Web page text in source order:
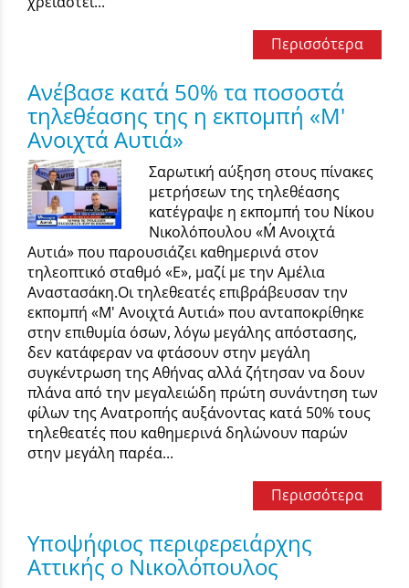
Περισσότερα
Ανέβασε κατά 50% τα ποσοστά
τηλεθέασης της η εκπομπή «Μ'
Ανοιχτά Αυτιά»
Σαρωτική αύξηση στους πίνακες
μετρήσεων της τηλεθέασης
κατέγραψε η εκπομπή του Νίκου
Νικολόπουλου «Μ΄ Ανοιχτά
Αυτιά» που παρουσιάζει καθημερινά στον
τηλεοπτικό σταθμό «Ε», μαζί με την Αμέλια
Αναστασάκη.Οι τηλεθεατές επιβράβευσαν την
εκπομπή «Μ' Ανοιχτά Αυτιά» που ανταποκρίθηκε
στην επιθυμία όσων, λόγω μεγάλης απόστασης,
δεν κατάφεραν να φτάσουν στην μεγάλη
συγκέντρωση της Αθήνας αλλά ζήτησαν να δουν
πλάνα από την μεγαλειώδη πρώτη συνάντηση των
φίλων της Ανατροπής αυξάνοντας κατά 50% τους
τηλεθεατές που καθημερινά δηλώνουν παρών
στην μεγάλη παρέα...
Περισσότερα
Υποψήφιος περιφερειάρχης
Αττικής ο Νικολόπουλος